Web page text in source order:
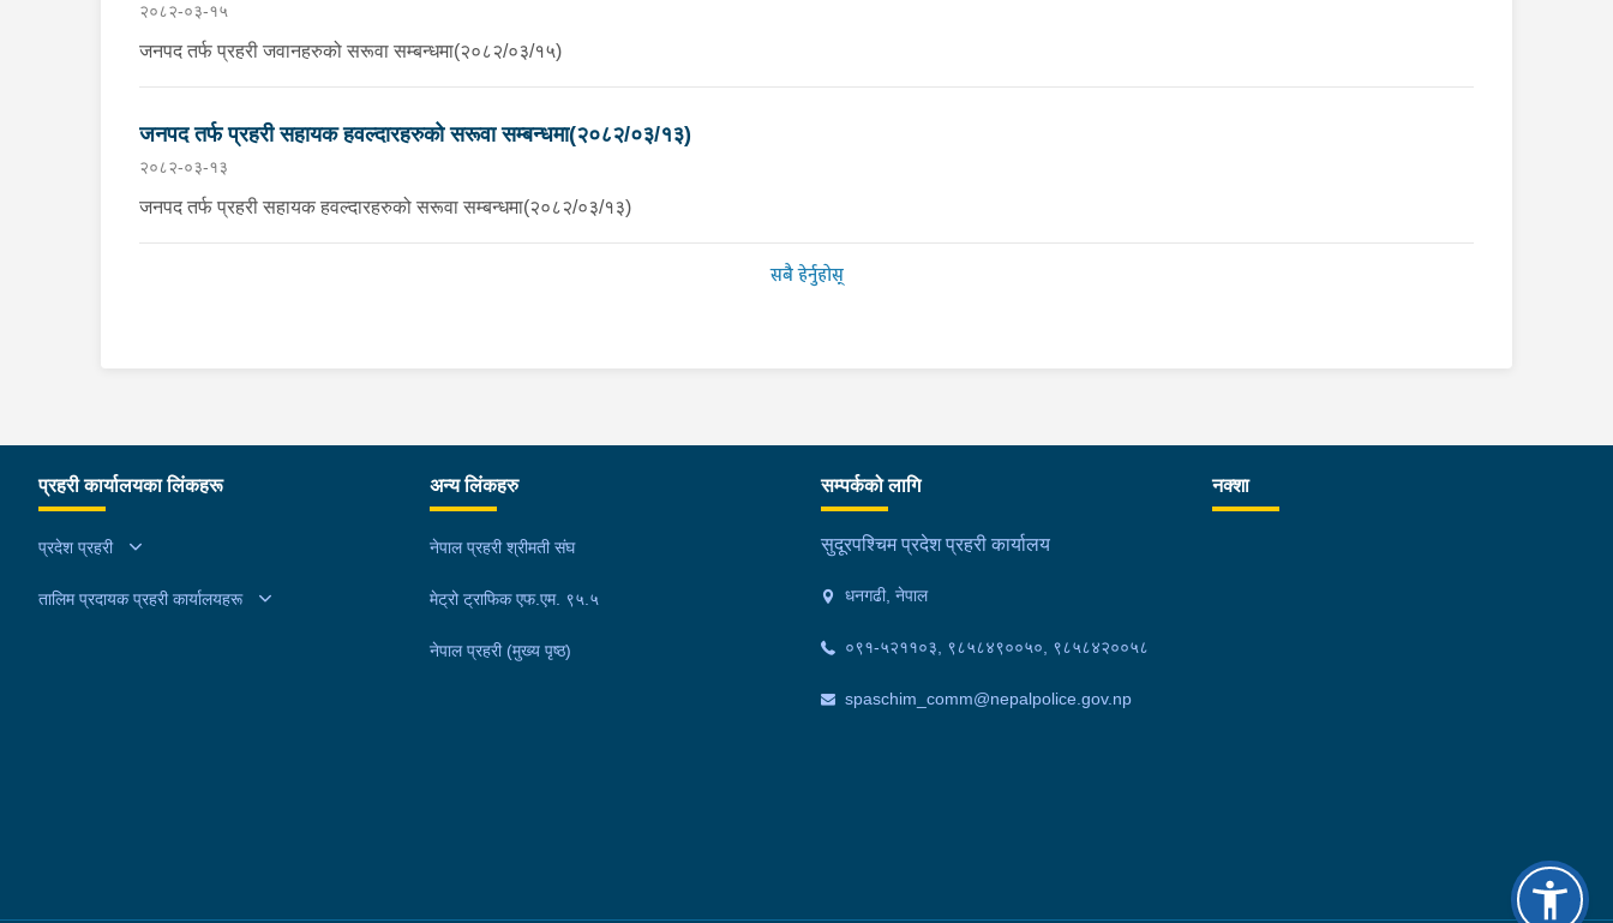
२०८२-०३-१५
जनपद तर्फ प्रहरी जवानहरुको सरूवा सम्बन्धमा(२०८२/०३/१५)
जनपद तर्फ प्रहरी सहायक हवल्दारहरुको सरूवा सम्बन्धमा(२०८२/०३/१३)
२०८२-०३-१३
जनपद तर्फ प्रहरी सहायक हवल्दारहरुको सरूवा सम्बन्धमा(२०८२/०३/१३)
सबै हेर्नुहोस्
प्रहरी कार्यालयका लिंकहरू
प्रदेश प्रहरी
तालिम प्रदायक प्रहरी कार्यालयहरू
अन्य लिंकहरु
नेपाल प्रहरी श्रीमती संघ
मेट्रो ट्राफिक एफ.एम. ९५.५
नेपाल प्रहरी (मुख्य पृष्ठ)
सम्पर्कको लागि
सुदूरपश्चिम प्रदेश प्रहरी कार्यालय
धनगढी, नेपाल
०९१-५२११०३, ९८५८४९००५०, ९८५८४२००५८
spaschim_comm@nepalpolice.gov.np
नक्शा